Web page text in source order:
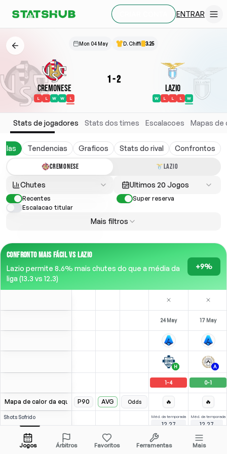
ENTRAR
Mon 04 May D. Chiffi 3.25
Cremonese
L L W W L
1-2
Lazio
W L L L W
Stats de jogadores Stats dos times Escalacoes Mapas de
Tendencias Graficos Stats do rival Confrontos
CREMONESE LAZIO
Chutes Ultimos 20 Jogos
Recentes
Super reserva
Escalacao titular
Mais filtros
CONFRONTO MAIS FÁCIL VS LAZIO
Lazio permite 8.6% mais chutes do que a média da
liga (13.3 vs 12.3)
+9%
24 May 17 May
H A
1-4 0-1
Mapa de calor da equipeP90 AVG Odds 🔥 🔥
Shots Sofrido
Méd. da liga
Adversário
- - -
Méd. da temporada
12.27
8.97
Méd. da temporada
12.27
13.21
⚽ Tessadri
Jogos Árbitros Favoritos Ferramentas Mais